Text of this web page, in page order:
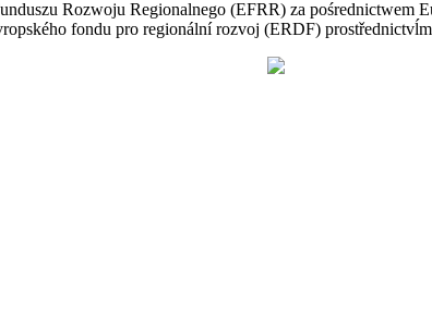
Rozwoju Regionalnego (EFRR) za pośrednictwem
fondu pro regionální rozvoj (ERDF)